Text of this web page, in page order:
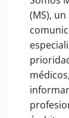
(MS),